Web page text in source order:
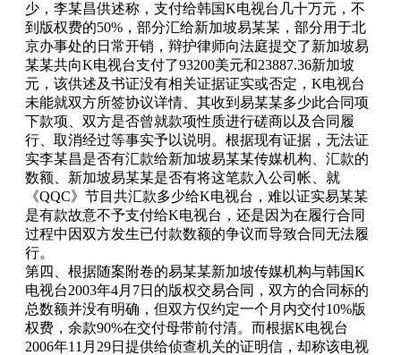
少，李某昌供述称，支付给韩国K电视台几十万元，不
到版权费的50%，部分汇给新加坡易某某，部分用于北
京办事处的日常开销，辩护律师向法庭提交了新加坡易
某某共向K电视台支付了93200美元和23887.36新加坡
元，该供述及书证没有相关证据证实或否定，K电视台
未能就双方所签协议详情、其收到易某某多少此合同项
下款项、双方是否曾就款项性质进行磋商以及合同履
行、取消经过等事实予以说明。根据现有证据，无法证
实李某昌是否有汇款给新加坡易某某传媒机构、汇款的
数额、新加坡易某某是否有将这笔款入公司帐、就
《QQC》节目共汇款多少给K电视台，难以证实易某某
是有款故意不予支付给K电视台，还是因为在履行合同
过程中因双方发生已付款数额的争议而导致合同无法履
行。
第四、根据随案附卷的易某某新加坡传媒机构与韩国K
电视台2003年4月7日的版权交易合同，双方的合同标的
总数额并没有明确，但双方仅约定一个月内交付10%版
权费，余款90%在交付母带前付清。而根据K电视台
2006年11月29日提供给侦查机关的证明信，却称该电视